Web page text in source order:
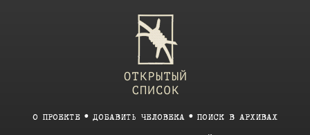
О ПРОЕКТЕ ДОБАВИТЬ ЧЕЛОВЕКА ПОИСК В АРХИВАХ